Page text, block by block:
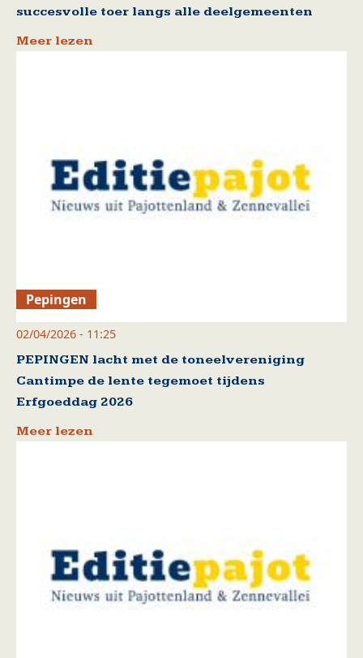
succesvolle toer langs alle deelgemeenten
Meer lezen
Pepingen
02/04/2026 - 11:25
PEPINGEN lacht met de toneelvereniging
Cantimpe de lente tegemoet tijdens
Erfgoeddag 2026
Meer lezen